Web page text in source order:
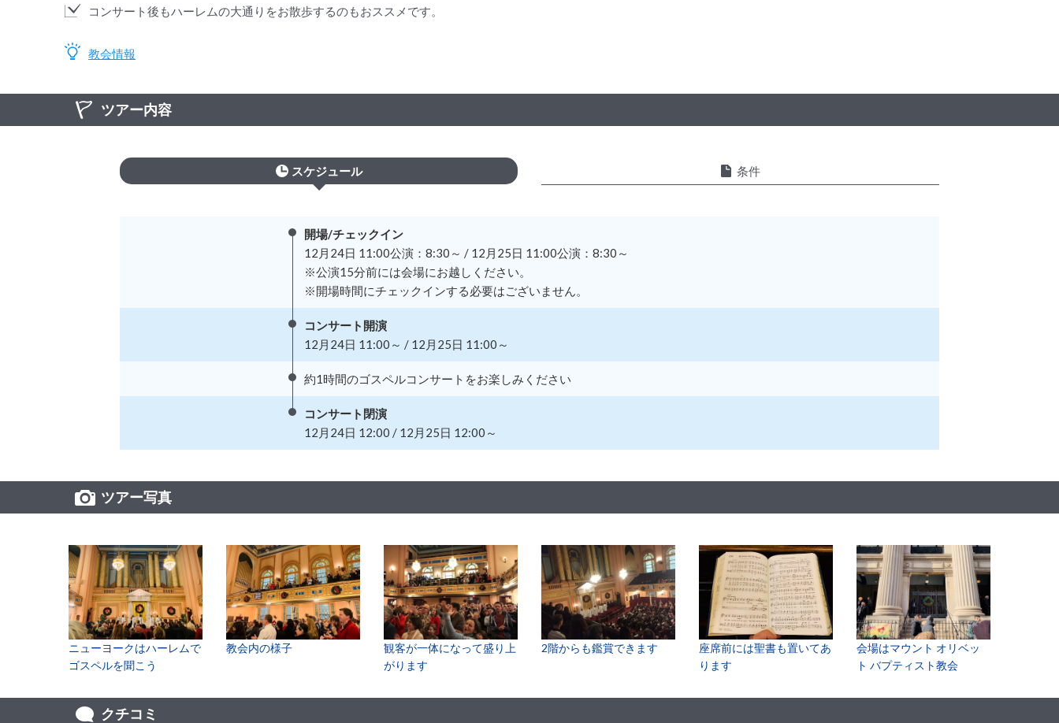
コンサート後もハーレムの大通りをお散歩するのもおススメです。
教会情報
ツアー内容
スケジュール 条件
開場/チェックイン
12月24日 11:00公演：8:30～ / 12月25日 11:00公演：8:30～
※公演15分前には会場にお越しください。
※開場時間にチェックインする必要はございません。
コンサート開演
12月24日 11:00～ / 12月25日 11:00～
約1時間のゴスペルコンサートをお楽しみください
コンサート閉演
12月24日 12:00 / 12月25日 12:00～
ツアー写真
ニューヨークはハーレムで
ゴスペルを聞こう
教会内の様子
観客が一体になって盛り上
がります
2階からも鑑賞できます
座席前には聖書も置いてあ
ります
会場はマウント オリベッ
ト バプティスト教会
クチコミ